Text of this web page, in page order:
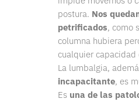
postura. Nos
petrificados, como
columna hubiera
cualquier
La lumbalgia,
incapacitante, es
Es una de las